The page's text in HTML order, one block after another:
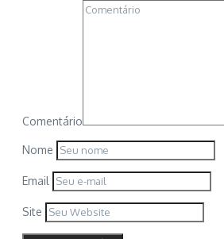
Comentário
Nome
Email
Site